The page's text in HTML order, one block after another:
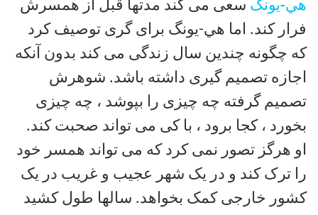
هي-يونگ سعی می کند مدتها قبل از همسرش
فرار کند. اما هي-يونگ برای گری توصیف کرد
که چگونه چندین سال زندگی می کند بدون آنکه
اجازه تصمیم گیری داشته باشد. شوهرش
تصمیم گرفته چه چیزی را بپوشد ، چه چیزی
بخورد ، کجا برود ، با کی می تواند صحبت کند.
او هرگز تصور نمی کرد که می تواند همسر خود
را ترک کند و در یک شهر عجیب و غریب در یک
کشور خارجی کمک بخواهد. سالها طول کشید